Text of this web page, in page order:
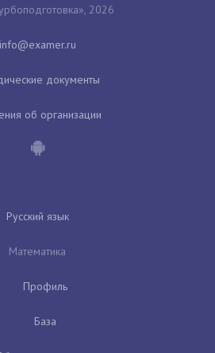
2026
документы
об организации
Русский язык
Математика
Профиль
База